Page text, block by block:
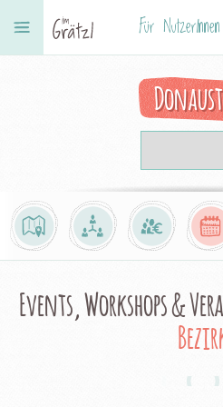
Für NutzerInnen
Events, Workshops &